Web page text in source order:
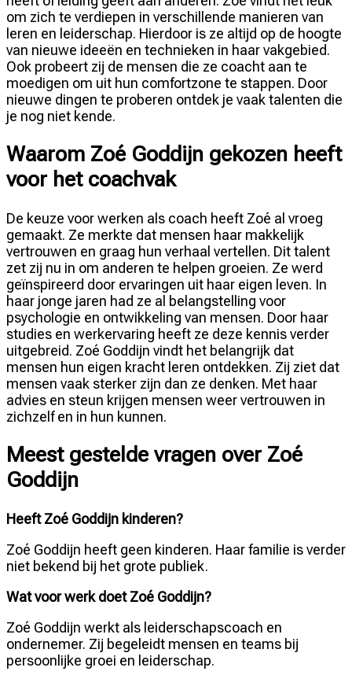
om zich te verdiepen in verschillende manieren van
leren en leiderschap. Hierdoor is ze altijd op de hoogte
van nieuwe ideeën en technieken in haar vakgebied.
Ook probeert zij de mensen die ze coacht aan te
moedigen om uit hun comfortzone te stappen. Door
nieuwe dingen te proberen ontdek je vaak talenten die
je nog niet kende.
Waarom Zoé Goddijn gekozen heeft
voor het coachvak
De keuze voor werken als coach heeft Zoé al vroeg
gemaakt. Ze merkte dat mensen haar makkelijk
vertrouwen en graag hun verhaal vertellen. Dit talent
zet zij nu in om anderen te helpen groeien. Ze werd
geïnspireerd door ervaringen uit haar eigen leven. In
haar jonge jaren had ze al belangstelling voor
psychologie en ontwikkeling van mensen. Door haar
studies en werkervaring heeft ze deze kennis verder
uitgebreid. Zoé Goddijn vindt het belangrijk dat
mensen hun eigen kracht leren ontdekken. Zij ziet dat
mensen vaak sterker zijn dan ze denken. Met haar
advies en steun krijgen mensen weer vertrouwen in
zichzelf en in hun kunnen.
Meest gestelde vragen over Zoé
Goddijn
Heeft Zoé Goddijn kinderen?
Zoé Goddijn heeft geen kinderen. Haar familie is verder
niet bekend bij het grote publiek.
Wat voor werk doet Zoé Goddijn?
Zoé Goddijn werkt als leiderschapscoach en
ondernemer. Zij begeleidt mensen en teams bij
persoonlijke groei en leiderschap.